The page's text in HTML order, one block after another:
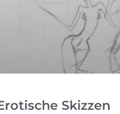
Skizzen